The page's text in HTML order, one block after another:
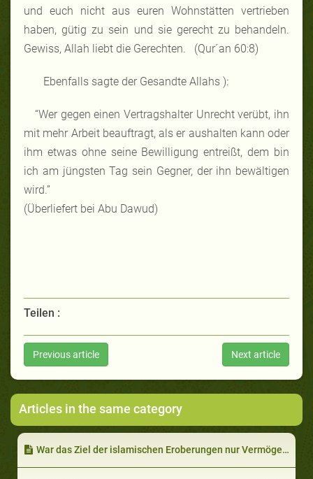
und euch nicht aus euren Wohnstätten vertrieben
haben, gütig zu sein und sie gerecht zu behandeln.
Gewiss, Allah liebt die Gerechten. (Qur´an 60:8)
Ebenfalls sagte der Gesandte Allahs ):
“Wer gegen einen Vertragshalter Unrecht verübt, ihn
mit mehr Arbeit beauftragt, als er aushalten kann oder
ihm etwas ohne seine Bewilligung entreißt, dem bin
ich am jüngsten Tag sein Gegner, der ihn bewältigen
wird.”
(Überliefert bei Abu Dawud)
Teilen :
Previous article Next article
Articles in the same category
War das Ziel der islamischen Eroberungen nur Vermögen und Wohlstand?